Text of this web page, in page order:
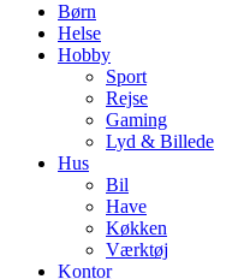
Børn
Helse
Hobby
Sport
Rejse
Gaming
Lyd & Billede
Hus
Bil
Have
Køkken
Værktøj
Kontor